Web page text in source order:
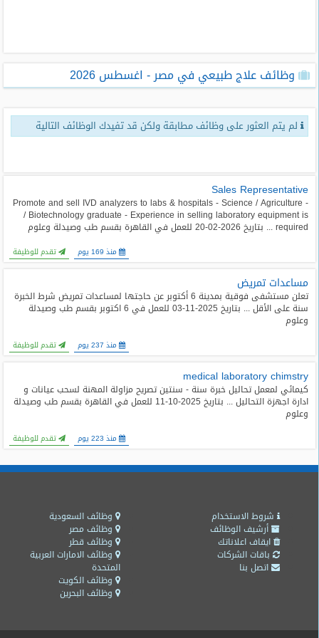
تصفح
الوظائف
وظائف
اليوم
السعودية
اليوم
وظائف
مصر
وظائف
حكومية
المدونة
وظائف علاج طبيعي في مصر - اغسطس 2026
لم يتم العثور على وظائف مطابقة ولكن قد تفيدك الوظائف التالية
Sales Representative
- Promote and sell IVD analyzers to labs & hospitals - Science / Agriculture
/ Biotechnology graduate - Experience in selling laboratory equipment is
required ... بتاريخ 2026-02-20 للعمل في القاهرة بقسم طب وصيدلة وعلوم
منذ 169 يوم تقدم للوظيفة
مساعدات تمريض
تعلن مستشفى فوقية بمدينة 6 أكتوبر عن حاجتها لمساعدات تمريض شرط الخبرة
سنة على الأقل ... بتاريخ 2025-11-03 للعمل في 6 اكتوبر بقسم طب وصيدلة
وعلوم
منذ 237 يوم تقدم للوظيفة
medical laboratory chimstry
كيمائي لمعمل تحاليل خبرة سنة - سنتين تصريح مزاولة المهنة لسحب عيانات و
ادارة اجهزة التحاليل ... بتاريخ 2025-10-11 للعمل في القاهرة بقسم طب وصيدلة
وعلوم
منذ 223 يوم تقدم للوظيفة
وظائف السعودية
وظائف مصر
وظائف قطر
وظائف الامارات العربية
المتحدة
وظائف الكويت
وظائف البحرين
شروط الاستخدام
أرشيف الوظائف
ايقاف اعلاناتك
باقات الشركات
اتصل بنا